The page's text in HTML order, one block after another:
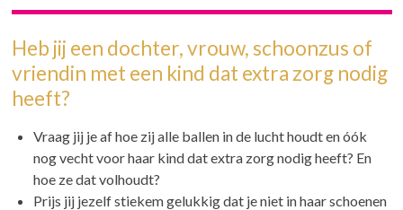
Heb jij een dochter, vrouw, schoonzus of
vriendin met een kind dat extra zorg nodig
heeft?
Vraag jij je af hoe zij alle ballen in de lucht houdt en óók
nog vecht voor haar kind dat extra zorg nodig heeft? En
hoe ze dat volhoudt?
Prijs jij jezelf stiekem gelukkig dat je niet in haar schoenen